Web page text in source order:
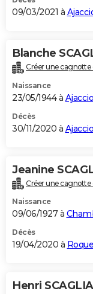
09/03/2021 à
Blanche
Créer une cagnotte
Naissance
23/05/1944 à Ajaccio
Décès
30/11/2020 à Ajaccio
Jeanine
Créer une cagnotte
Naissance
09/06/1927 à
Décès
19/04/2020 à
Henri SCAGLIA